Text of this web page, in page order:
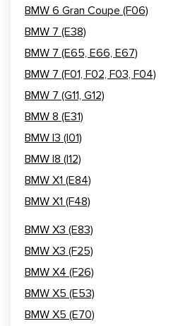
BMW 6 Gran Coupe (F06)
BMW 7 (E38)
BMW 7 (E65, E66, E67)
BMW 7 (F01, F02, F03, F04)
BMW 7 (G11, G12)
BMW 8 (E31)
BMW I3 (I01)
BMW I8 (I12)
BMW X1 (E84)
BMW X1 (F48)
BMW X3 (E83)
BMW X3 (F25)
BMW X4 (F26)
BMW X5 (E53)
BMW X5 (E70)